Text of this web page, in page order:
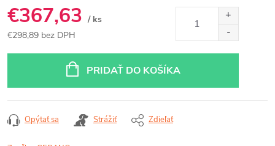
€367,63 / ks
€298,89 bez DPH
PRIDAŤ DO KOŠÍKA
Opýtať sa Strážiť Zdieľať